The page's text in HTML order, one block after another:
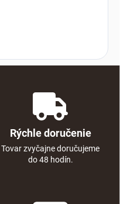
Rýchle doručenie
Tovar zvyčajne doručujeme
do 48 hodín.